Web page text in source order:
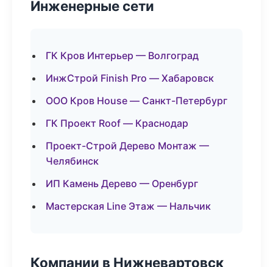
Инженерные сети
ГК Кров Интерьер — Волгоград
ИнжСтрой Finish Pro — Хабаровск
ООО Кров House — Санкт-Петербург
ГК Проект Roof — Краснодар
Проект-Строй Дерево Монтаж —
Челябинск
ИП Камень Дерево — Оренбург
Мастерская Line Этаж — Нальчик
Компании в Нижневартовск